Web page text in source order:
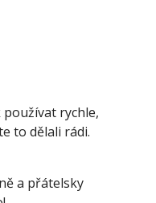
rychle,
to dělali rádi.
a přátelsky